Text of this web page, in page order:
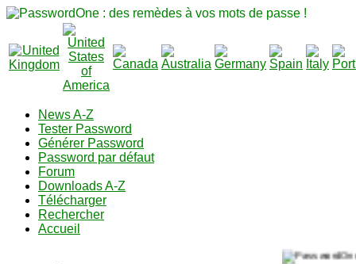
News A-Z
Tester Password
Générer Password
Password par défaut
Forum
Downloads A-Z
Télécharger
Rechercher
Accueil